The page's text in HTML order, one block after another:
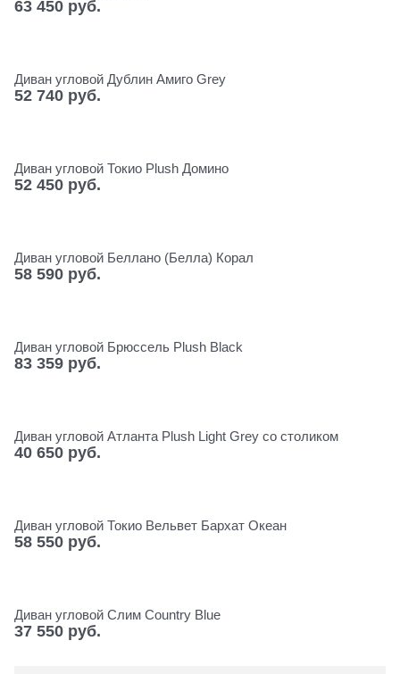
63 450 руб.
Диван угловой Дублин Амиго Grey
52 740 руб.
Диван угловой Токио Plush Домино
52 450 руб.
Диван угловой Беллано (Белла) Корал
58 590 руб.
Диван угловой Брюссель Plush Black
83 359 руб.
Диван угловой Атланта Plush Light Grey со столиком
40 650 руб.
Диван угловой Токио Вельвет Бархат Океан
58 550 руб.
Диван угловой Слим Сountry Blue
37 550 руб.